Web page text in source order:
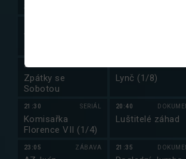
Sklovské
Výsledky losování
20:35
Zpátky se
Sobotou
21:30 SERIÁL
Komisařka
Florence VII (1/4)
23:05 ZÁBAVA
Lynč (1/8)
20:40
Luštitelé záhad
21:35